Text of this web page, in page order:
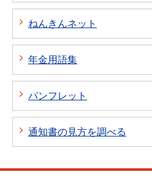
ねんきんネット
年金用語集
パンフレット
通知書の見方を調べる